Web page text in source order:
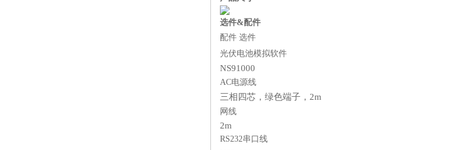
选件&配件
配件 选件
光伏电池模拟软件
NS91000
AC电源线
三相四芯，绿色端子，2m
网线
2m
RS232串口线